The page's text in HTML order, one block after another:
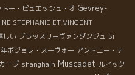
トー・ピュエッシュ・オ Gevrey-
STEPHANIE ET VINCENT
しい ブラッスリーヴァンダンジュ Si
ボジョレ・ヌーヴォー アントニー・テ
ーブ shanghain Muscadet ルイック